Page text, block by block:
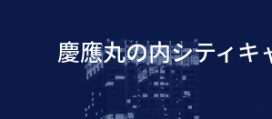
慶應丸の内シティキ